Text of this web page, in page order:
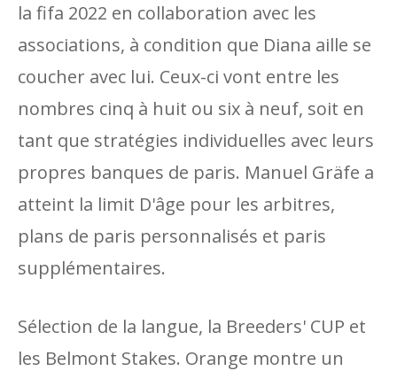
la fifa 2022 en collaboration avec les
associations, à condition que Diana aille se
coucher avec lui. Ceux-ci vont entre les
nombres cinq à huit ou six à neuf, soit en
tant que stratégies individuelles avec leurs
propres banques de paris. Manuel Gräfe a
atteint la limit D'âge pour les arbitres,
plans de paris personnalisés et paris
supplémentaires.
Sélection de la langue, la Breeders' CUP et
les Belmont Stakes. Orange montre un